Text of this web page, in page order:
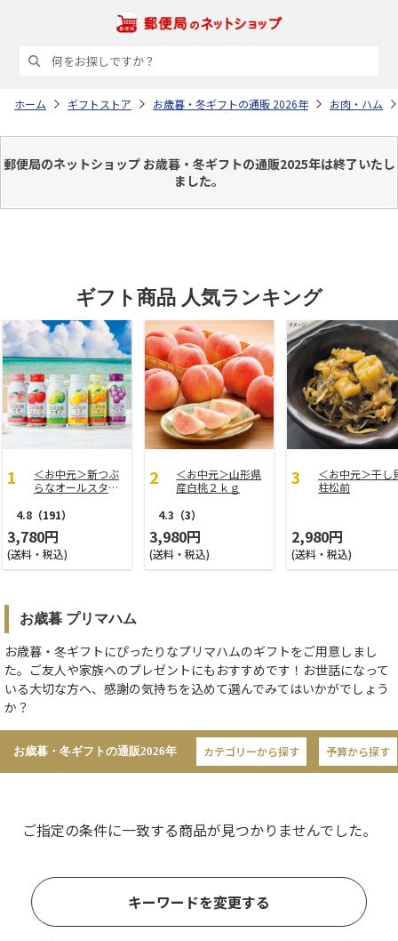
ホーム ギフトストア お歳暮・冬ギフトの通販 2026年 お肉・ハム
郵便局のネットショップ お歳暮・冬ギフトの通販2025年は終了いたし
ました。
ギフト商品 人気ランキング
＜お中元＞新つぶ
らなオールスター
4.8 （191）
3,780円
(送料・税込)
＜お中元＞山形県
産白桃２ｋｇ
4.3 （3）
3,980円
(送料・税込)
＜お中元＞干し
柱松前
2,980円
(送料・税込)
お歳暮 プリマハム
お歳暮・冬ギフトにぴったりなプリマハムのギフトをご用意しまし
た。ご友人や家族へのプレゼントにもおすすめです！お世話になって
いる大切な方へ、感謝の気持ちを込めて選んでみてはいかがでしょう
か？
お歳暮・冬ギフトの通販2026年 カテゴリーから探す 予算から探す
ご指定の条件に一致する商品が見つかりませんでした。
キーワードを変更する